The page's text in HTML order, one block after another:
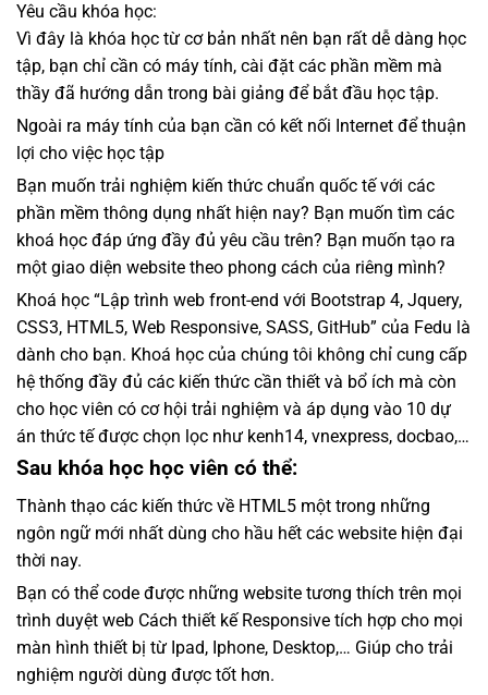
Yêu cầu khóa học:
Vì đây là khóa học từ cơ bản nhất nên bạn rất dễ dàng học
tập, bạn chỉ cần có máy tính, cài đặt các phần mềm mà
thầy đã hướng dẫn trong bài giảng để bắt đầu học tập.
Ngoài ra máy tính của bạn cần có kết nối Internet để thuận
lợi cho việc học tập
Bạn muốn trải nghiệm kiến thức chuẩn quốc tế với các
phần mềm thông dụng nhất hiện nay? Bạn muốn tìm các
khoá học đáp ứng đầy đủ yêu cầu trên? Bạn muốn tạo ra
một giao diện website theo phong cách của riêng mình?
Khoá học “Lập trình web front-end với Bootstrap 4, Jquery,
CSS3, HTML5, Web Responsive, SASS, GitHub” của Fedu là
dành cho bạn. Khoá học của chúng tôi không chỉ cung cấp
hệ thống đầy đủ các kiến thức cần thiết và bổ ích mà còn
cho học viên có cơ hội trải nghiệm và áp dụng vào 10 dự
án thức tế được chọn lọc như kenh14, vnexpress, docbao,…
Sau khóa học học viên có thể:
Thành thạo các kiến thức về HTML5 một trong những
ngôn ngữ mới nhất dùng cho hầu hết các website hiện đại
thời nay.
Bạn có thể code được những website tương thích trên mọi
trình duyệt web Cách thiết kế Responsive tích hợp cho mọi
màn hình thiết bị từ Ipad, Iphone, Desktop,… Giúp cho trải
nghiệm người dùng được tốt hơn.